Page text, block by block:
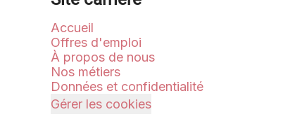
Accueil
Offres d'emploi
À propos de nous
Nos métiers
Données et confidentialité
Gérer les cookies